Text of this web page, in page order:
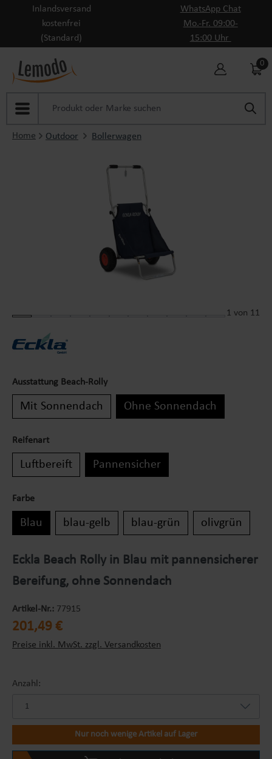
Zum Hauptinhalt springen
Inlandsversand
kostenfrei
(Standard)
WhatsApp Chat
Mo.-Fr. 09:00-
15:00 Uhr
0
Home Outdoor Bollerwagen
1 von 11
Ausstattung Beach-Rolly
Mit Sonnendach Ohne Sonnendach
Reifenart
Luftbereift Pannensicher
Farbe
Blau blau-gelb blau-grün olivgrün
Eckla Beach Rolly in Blau mit pannensicherer
Bereifung, ohne Sonnendach
Artikel-Nr.: 77915
Regulärer Preis:
201,49 €
Preise inkl. MwSt. zzgl. Versandkosten
Anzahl:
Nur noch wenige Artikel auf Lager